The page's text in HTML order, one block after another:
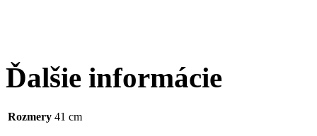
Ďalšie informácie
Rozmery 41 cm